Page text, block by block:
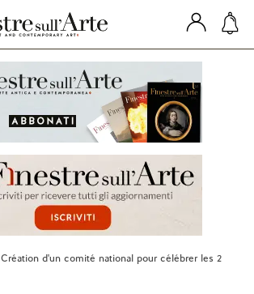
Création d'un comité national pour célébrer les 2